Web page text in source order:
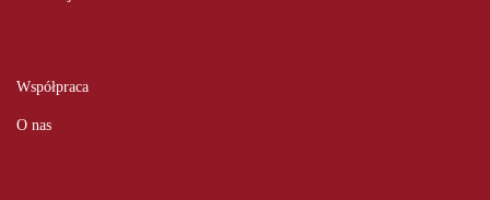
Współpraca
O nas